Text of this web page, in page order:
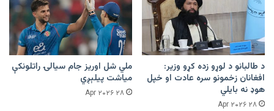
د طالبانو د لوړو زده کړو وزیر:
افغانان زخمونو سره عادت او خپل
هوډ نه بایلي
۲۸ Apr ۲۰۲۶
ملي شل اوریز جام سیالۍ راتلونکې
میاشت پیلېږي
۲۸ Apr ۲۰۲۶